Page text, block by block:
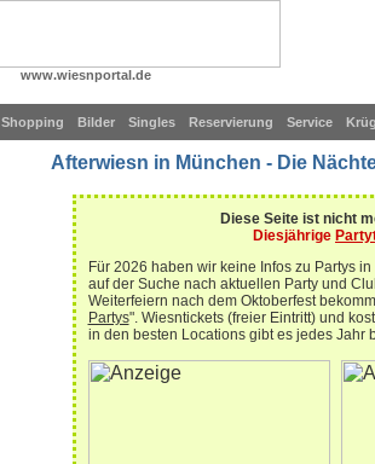
www.wiesnportal.de
Shopping Bilder Singles Reservierung Service
Afterwiesn in München - Die
Diese Seite ist nicht
Diesjährige
Für 2026 haben wir keine Infos zu Partys
auf der Suche nach aktuellen Party und
Weiterfeiern nach dem Oktoberfest
Partys". Wiesntickets (freier Eintritt) und
in den besten Locations gibt es jedes Jahr